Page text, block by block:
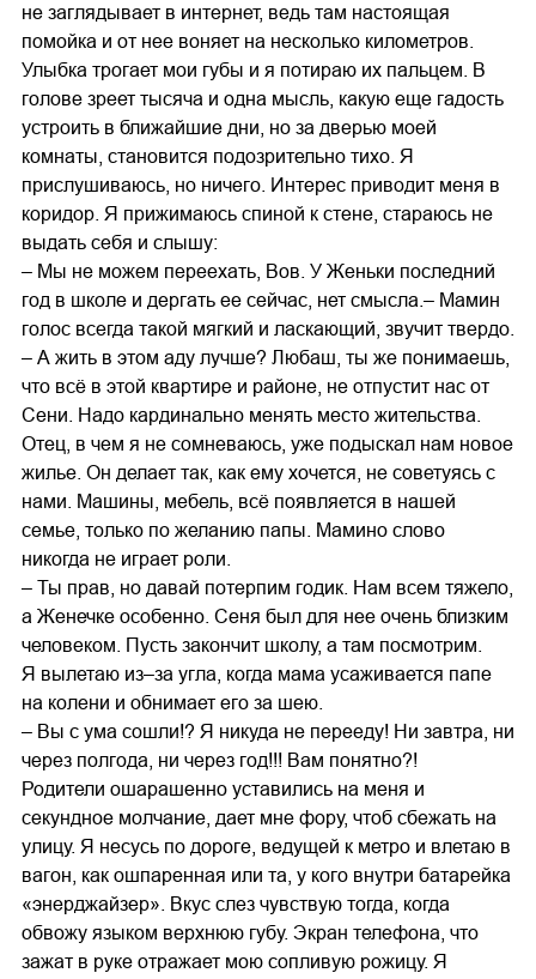
не заглядывает в интернет, ведь там настоящая
помойка и от нее воняет на несколько километров.
Улыбка трогает мои губы и я потираю их пальцем. В
голове зреет тысяча и одна мысль, какую еще гадость
устроить в ближайшие дни, но за дверью моей
комнаты, становится подозрительно тихо. Я
прислушиваюсь, но ничего. Интерес приводит меня в
коридор. Я прижимаюсь спиной к стене, стараюсь не
выдать себя и слышу:
– Мы не можем переехать, Вов. У Женьки последний
год в школе и дергать ее сейчас, нет смысла.– Мамин
голос всегда такой мягкий и ласкающий, звучит твердо.
– А жить в этом аду лучше? Любаш, ты же понимаешь,
что всё в этой квартире и районе, не отпустит нас от
Сени. Надо кардинально менять место жительства.
Отец, в чем я не сомневаюсь, уже подыскал нам новое
жилье. Он делает так, как ему хочется, не советуясь с
нами. Машины, мебель, всё появляется в нашей
семье, только по желанию папы. Мамино слово
никогда не играет роли.
– Ты прав, но давай потерпим годик. Нам всем тяжело,
а Женечке особенно. Сеня был для нее очень близким
человеком. Пусть закончит школу, а там посмотрим.
Я вылетаю из–за угла, когда мама усаживается папе
на колени и обнимает его за шею.
– Вы с ума сошли!? Я никуда не перееду! Ни завтра, ни
через полгода, ни через год!!! Вам понятно?!
Родители ошарашенно уставились на меня и
секундное молчание, дает мне фору, чтоб сбежать на
улицу. Я несусь по дороге, ведущей к метро и влетаю в
вагон, как ошпаренная или та, у кого внутри батарейка
«энерджайзер». Вкус слез чувствую тогда, когда
обвожу языком верхнюю губу. Экран телефона, что
зажат в руке отражает мою сопливую рожицу. Я